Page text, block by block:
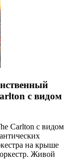
с видом
Carlton с видом
на крыше
Живой